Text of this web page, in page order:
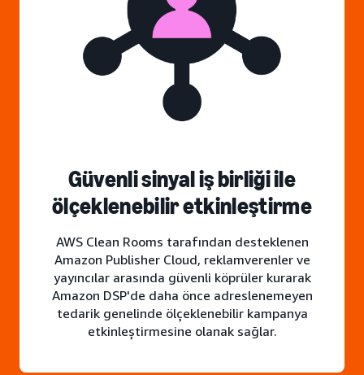
Güvenli sinyal iş birliği ile
ölçeklenebilir etkinleştirme
AWS Clean Rooms tarafından desteklenen
Amazon Publisher Cloud, reklamverenler ve
yayıncılar arasında güvenli köprüler kurarak
Amazon DSP'de daha önce adreslenemeyen
tedarik genelinde ölçeklenebilir kampanya
etkinleştirmesine olanak sağlar.